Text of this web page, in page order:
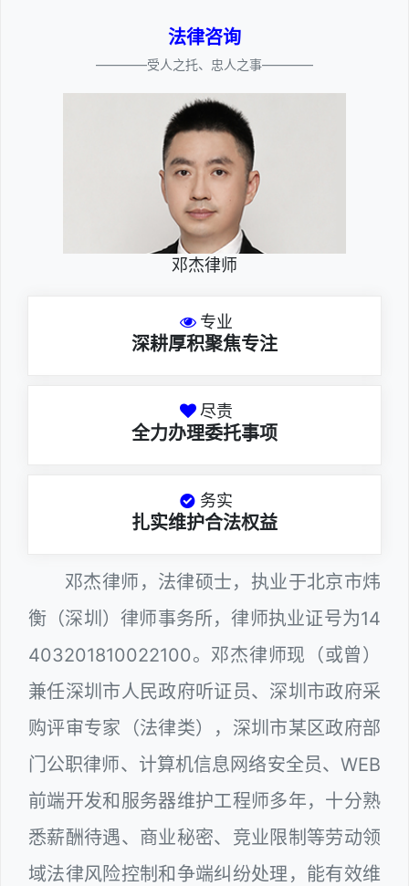
法律咨询
————受人之托、忠人之事————
邓杰律师
专业
深耕厚积聚焦专注
尽责
全力办理委托事项
务实
扎实维护合法权益
邓杰律师，法律硕士，执业于北京市炜
衡（深圳）律师事务所，律师执业证号为14
403201810022100。邓杰律师现（或曾）
兼任深圳市人民政府听证员、深圳市政府采
购评审专家（法律类），深圳市某区政府部
门公职律师、计算机信息网络安全员、WEB
前端开发和服务器维护工程师多年，十分熟
悉薪酬待遇、商业秘密、竞业限制等劳动领
域法律风险控制和争端纠纷处理，能有效维